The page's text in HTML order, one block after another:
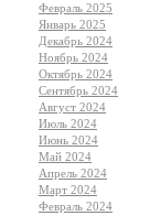
Февраль 2025
Январь 2025
Декабрь 2024
Ноябрь 2024
Октябрь 2024
Сентябрь 2024
Август 2024
Июль 2024
Июнь 2024
Май 2024
Апрель 2024
Март 2024
Февраль 2024